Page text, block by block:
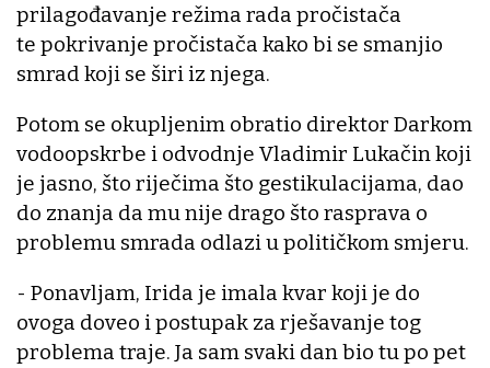
prilagođavanje režima rada pročistača
te pokrivanje pročistača kako bi se smanjio
smrad koji se širi iz njega.
Potom se okupljenim obratio direktor Darkom
vodoopskrbe i odvodnje Vladimir Lukačin koji
je jasno, što riječima što gestikulacijama, dao
do znanja da mu nije drago što rasprava o
problemu smrada odlazi u političkom smjeru.
- Ponavljam, Irida je imala kvar koji je do
ovoga doveo i postupak za rješavanje tog
problema traje. Ja sam svaki dan bio tu po pet